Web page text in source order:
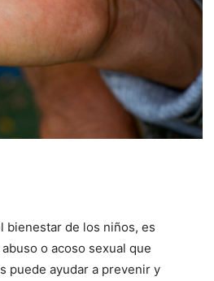
bienestar de los niños, es
o acoso sexual que
puede ayudar a prevenir y